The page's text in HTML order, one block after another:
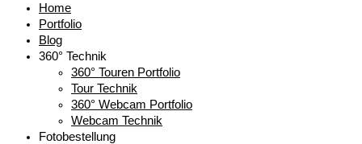
Home
Portfolio
Blog
360° Technik
360° Touren Portfolio
Tour Technik
360° Webcam Portfolio
Webcam Technik
Fotobestellung